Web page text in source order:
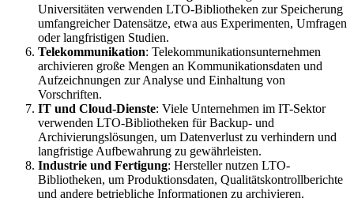
Universitäten verwenden LTO-Bibliotheken zur Speicherung
umfangreicher Datensätze, etwa aus Experimenten, Umfragen
oder langfristigen Studien.
Telekommunikation: Telekommunikationsunternehmen
archivieren große Mengen an Kommunikationsdaten und
Aufzeichnungen zur Analyse und Einhaltung von
Vorschriften.
IT und Cloud-Dienste: Viele Unternehmen im IT-Sektor
verwenden LTO-Bibliotheken für Backup- und
Archivierungslösungen, um Datenverlust zu verhindern und
langfristige Aufbewahrung zu gewährleisten.
Industrie und Fertigung: Hersteller nutzen LTO-
Bibliotheken, um Produktionsdaten, Qualitätskontrollberichte
und andere betriebliche Informationen zu archivieren.